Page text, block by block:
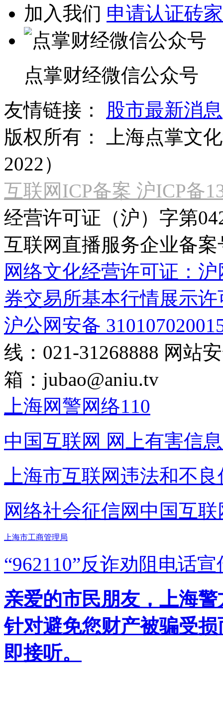
加入我们 申请认证砖家
点掌财经微信公众号
友情链接：
股市最新消息
版权所有：
上海点掌文
2022）
互联网ICP备案 沪ICP备
经营许可证（沪）字第
互联网直播服务企业备案
网络文化经营许可证：
券交易所基本行情展示许
沪公网安备
线：021-31268888 网站
箱： jubao@aniu.tv
上海网警网络110
中国互联网 网上有害信
上海市互联网违法和不
网络社会征信网 中国互
上海市工商管理局
“962110”反诈劝阻电话宣
亲爱的市民朋友，上海
针对避免您财产被骗受
即接听。